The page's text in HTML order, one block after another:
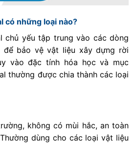
có những loại nào?
chủ yếu tập trung vào các dòng
để bảo vệ vật liệu xây dựng rời
vào đặc tính hóa học và mục
thường được chia thành các loại
không có mùi hắc, an toàn
dùng cho các loại vật liệu